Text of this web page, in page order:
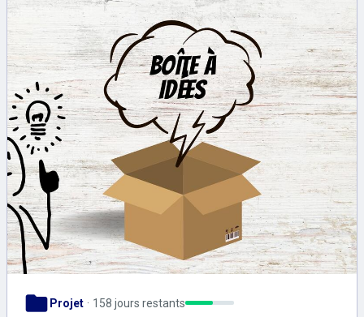
folder Projet 158 jours restants